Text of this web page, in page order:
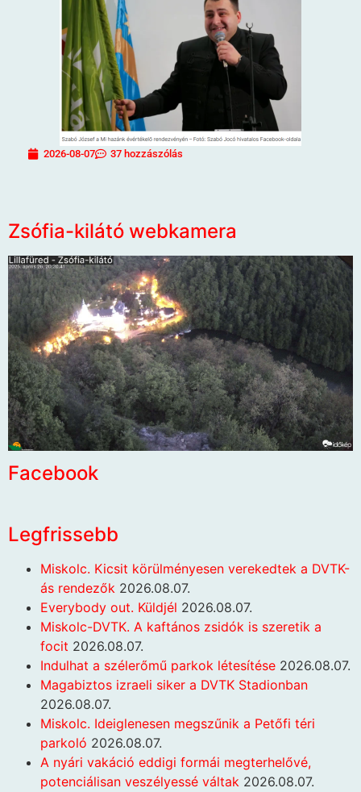
2026-08-07 37 hozzászólás
Zsófia-kilátó webkamera
Facebook
Legfrissebb
Miskolc. Kicsit körülményesen verekedtek a DVTK-
ás rendezők 2026.08.07.
Everybody out. Küldjél 2026.08.07.
Miskolc-DVTK. A kaftános zsidók is szeretik a
focit 2026.08.07.
Indulhat a szélerőmű parkok létesítése 2026.08.07.
Magabiztos izraeli siker a DVTK Stadionban
2026.08.07.
Miskolc. Ideiglenesen megszűnik a Petőfi téri
parkoló 2026.08.07.
A nyári vakáció eddigi formái megterhelővé,
potenciálisan veszélyessé váltak 2026.08.07.